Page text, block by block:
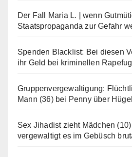
Der Fall Maria L. | wenn
Staatspropaganda zur Gefahr
Spenden Blacklist: Bei diesen
ihr Geld bei kriminellen
Gruppenvergewaltigung:
Mann (36) bei Penny über
Sex Jihadist zieht Mädchen
vergewaltigt es im Gebüsch